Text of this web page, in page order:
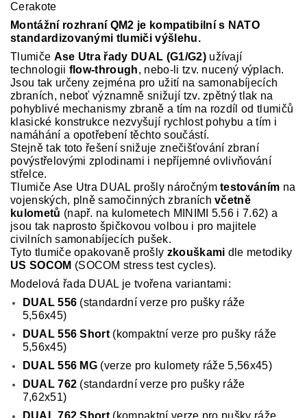
Cerakote
Montážní rozhraní QM2 je kompatibilní s NATO
standardizovanými tlumiči výšlehu.
Tlumiče Ase Utra řady DUAL (G1/G2)užívají
technologii flow-through, nebo-li tzv. nucený výplach.
Jsou tak určeny zejména pro užití na samonabíjecích
zbraních, neboť významně snižují tzv. zpětný tlak na
pohyblivé mechanismy zbraně a tím na rozdíl od tlumičů
klasické konstrukce nezvyšují rychlost pohybu a tím i
namáhání a opotřebení těchto součástí.
Stejně tak toto řešení snižuje znečišťování zbraní
povýstřelovými zplodinami i nepříjemné ovlivňování
střelce.
Tlumiče Ase Utra DUAL prošly náročnýmtestováním na
vojenských, plně samočinných zbraníchvčetně
kulometů (např. na kulometech MINIMI 5.56 i 7.62) a
jsou tak naprosto špičkovou volbou i pro majitele
civilních samonabíjecích pušek.
Tyto tlumiče opakovaně prošly zkouškami dle metodiky
US SOCOM (SOCOM stress test cycles).
Modelová řada DUAL je tvořena variantami:
DUAL 556 (standardní verze pro pušky ráže
5,56x45)
DUAL 556 Short (kompaktní verze pro pušky ráže
5,56x45)
DUAL 556 MG (verze pro kulomety ráže 5,56x45)
DUAL 762 (standardní verze pro pušky ráže
7,62x51)
DUAL 762 Short (kompaktní verze pro pušky ráže